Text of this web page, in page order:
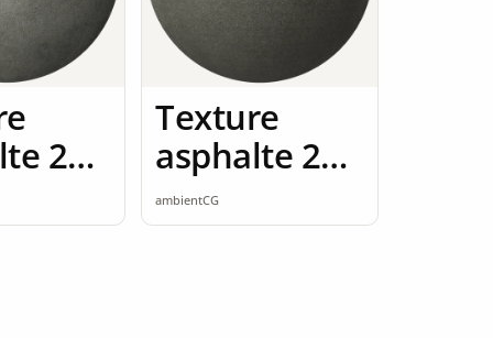
2K
Texture
asphalte 2K
seamless
ambientCG